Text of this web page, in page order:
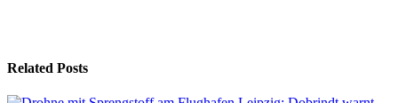
Related Posts